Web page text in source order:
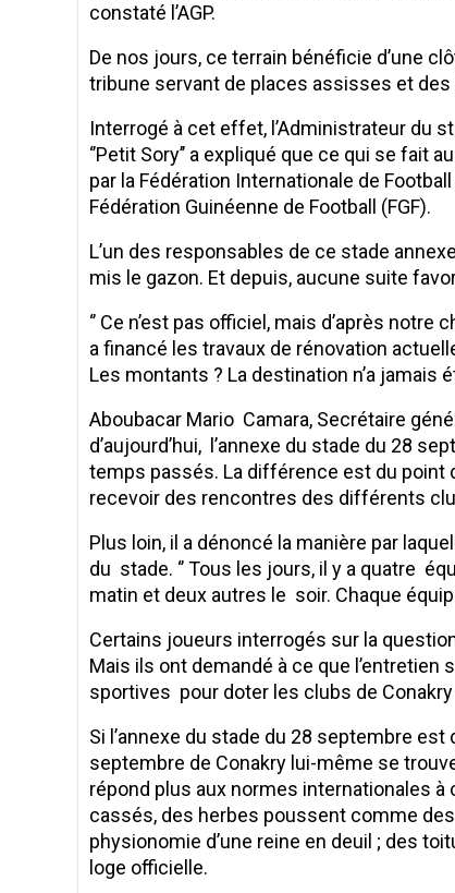
constaté l’AGP.
De nos jours, ce terrain bénéficie d’une
tribune servant de places assisses et
Interrogé à cet effet, l’Administrateur du
‘’Petit Sory’’ a expliqué que ce qui se
par la Fédération Internationale de
Fédération Guinéenne de Football (FGF).
L’un des responsables de ce stade
mis le gazon. Et depuis, aucune suite
‘’ Ce n’est pas officiel, mais d’après
a financé les travaux de rénovation
Les montants ? La destination n’a
Aboubacar Mario Camara, Secrétaire
d’aujourd’hui, l’annexe du stade du 28
temps passés. La différence est du point
recevoir des rencontres des différents
Plus loin, il a dénoncé la manière par
du stade. ‘’ Tous les jours, il y a quatre
matin et deux autres le soir. Chaque
Certains joueurs interrogés sur la
Mais ils ont demandé à ce que
sportives pour doter les clubs de
Si l’annexe du stade du 28 septembre
septembre de Conakry lui-même se
répond plus aux normes internationales à
cassés, des herbes poussent comme
physionomie d’une reine en deuil ; des
loge officielle.